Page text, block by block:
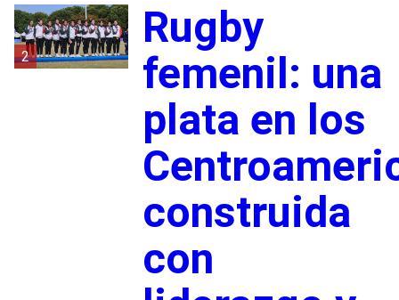
2
Rugby
femenil: una
plata en los
construida
con